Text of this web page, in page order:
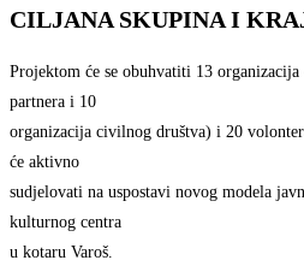
CILJANA SKUPINA I
Projektom će se obuhvatiti 13
partnera i 10
organizacija civilnog društva) i 20
će aktivno
sudjelovati na uspostavi novog modela
kulturnog centra
u kotaru Varoš.